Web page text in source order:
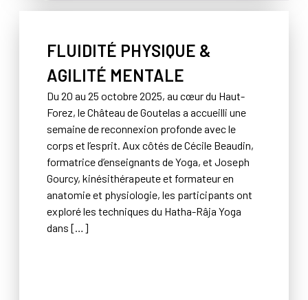
FLUIDITÉ PHYSIQUE &
AGILITÉ MENTALE
Du 20 au 25 octobre 2025, au cœur du Haut-
Forez, le Château de Goutelas a accueilli une
semaine de reconnexion profonde avec le
corps et l’esprit. Aux côtés de Cécile Beaudin,
formatrice d’enseignants de Yoga, et Joseph
Gourcy, kinésithérapeute et formateur en
anatomie et physiologie, les participants ont
exploré les techniques du Hatha-Râja Yoga
dans […]